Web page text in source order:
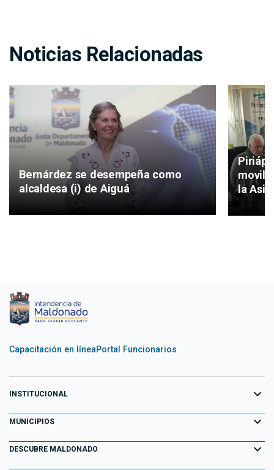
Noticias Relacionadas
Bernárdez se desempeña como
alcaldesa (i) de Aiguá
la
Capacitación en líneaPortal Funcionarios
INSTITUCIONAL expand_more
Equipo de Gobierno
Primeros 100 días
MUNICIPIOS expand_more
Aiguá
DESCUBRE MALDONADO expand_more